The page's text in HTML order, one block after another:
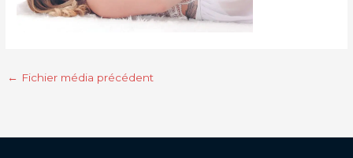
← Fichier média précédent